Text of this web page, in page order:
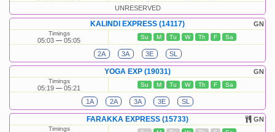
UNRESERVED
GN
KALINDI EXPRESS (14117)
Timings
05:03 05:05 Su M Tu W Th F Sa
2A 3A 3E SL
GN
YOGA EXP (19031)
Timings
05:19 05:21 Su M Tu W Th F Sa
1A 2A 3A 3E SL
GN
FARAKKA EXPRESS (15733)
Timings